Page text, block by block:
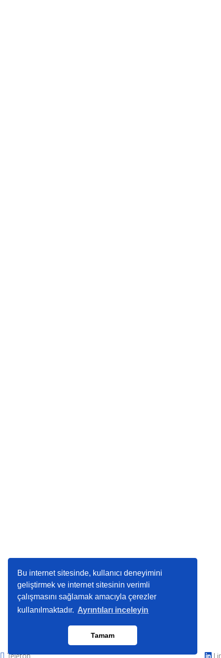
Bu internet sitesinde, kullanıcı deneyimini
geliştirmek ve internet sitesinin verimli
çalışmasını sağlamak amacıyla çerezler
kullanılmaktadır. Ayrıntıları inceleyin
Tamam
Telefon